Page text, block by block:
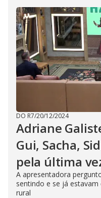
DO R7/20/12/2024
Adriane
Gui, Sacha,
pela última
A apresentadora
sentindo e se já
rural